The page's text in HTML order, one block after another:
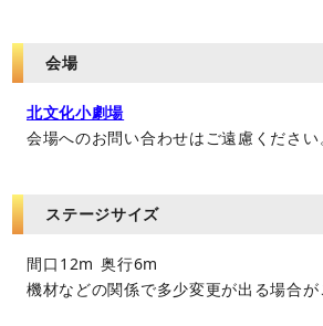
会場
北文化小劇場
会場へのお問い合わせはご遠慮ください
ステージサイズ
間口￷12m￸￶ 奥行6m
機材などの関係で多少変更が出る場合が